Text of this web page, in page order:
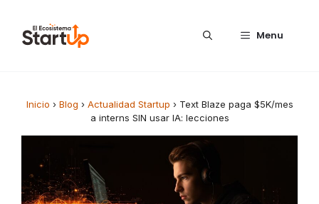
Menu
Inicio › Blog › Actualidad Startup › Text Blaze paga $5K/mes
a interns SIN usar IA: lecciones